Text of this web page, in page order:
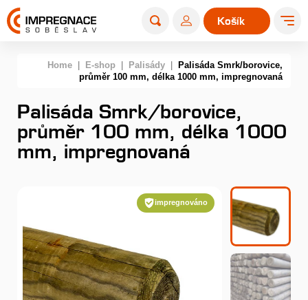
0
Košík
Home E-shop Palisády
Palisáda Smrk/borovice,
průměr 100 mm, délka 1000 mm, impregnovaná
Palisáda Smrk/borovice,
průměr 100 mm, délka 1000
mm, impregnovaná
impregnováno